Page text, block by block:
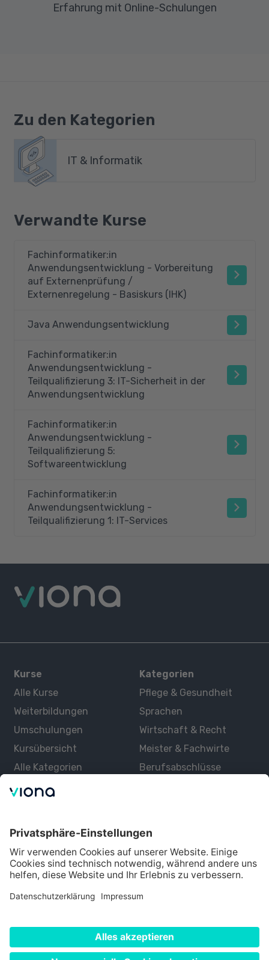
Erfahrung mit Online-Schulungen
Zu den Kategorien
IT & Informatik
Verwandte Kurse
Fachinformatiker:in
Anwendungsentwicklung - Vorbereitung
auf Externenprüfung /
Externenregelung - Basiskurs (IHK)
Java Anwendungsentwicklung
Fachinformatiker:in
Anwendungsentwicklung -
Teilqualifizierung 3: IT-Sicherheit in der
Anwendungsentwicklung
Fachinformatiker:in
Anwendungsentwicklung -
Teilqualifizierung 5:
Softwareentwicklung
Fachinformatiker:in
Anwendungsentwicklung -
Teilqualifizierung 1: IT-Services
Kurse
Alle Kurse
Weiterbildungen
Umschulungen
Kursübersicht
Alle Kategorien
Kategorien
Pflege & Gesundheit
Sprachen
Wirtschaft & Recht
Meister & Fachwirte
Berufsabschlüsse
Über uns
Lernen mit Viona
Alle Partner
Partner werden
Impressum